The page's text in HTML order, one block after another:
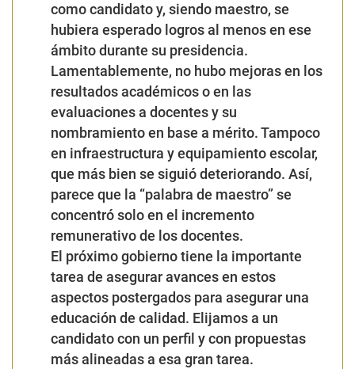
como candidato y, siendo maestro, se
hubiera esperado logros al menos en ese
ámbito durante su presidencia.
Lamentablemente, no hubo mejoras en los
resultados académicos o en las
evaluaciones a docentes y su
nombramiento en base a mérito. Tampoco
en infraestructura y equipamiento escolar,
que más bien se siguió deteriorando. Así,
parece que la “palabra de maestro” se
concentró solo en el incremento
remunerativo de los docentes.
El próximo gobierno tiene la importante
tarea de asegurar avances en estos
aspectos postergados para asegurar una
educación de calidad. Elijamos a un
candidato con un perfil y con propuestas
más alineadas a esa gran tarea.